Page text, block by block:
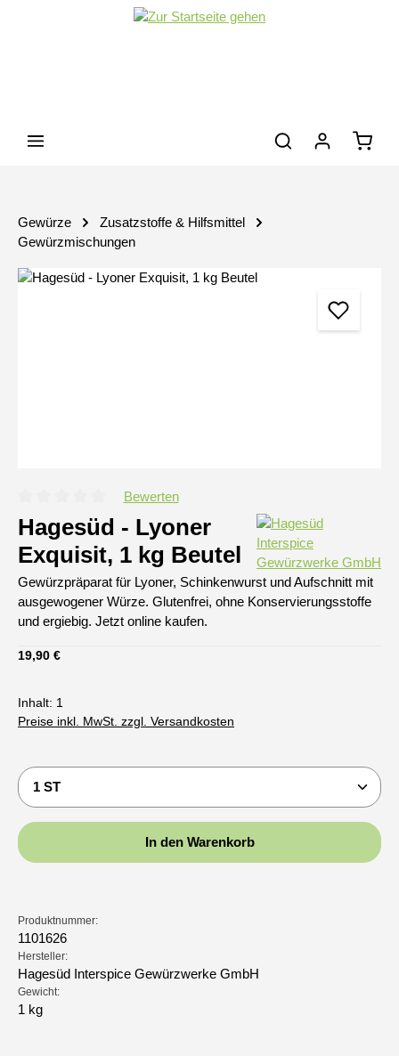
Zum Hauptinhalt springen
Gewürze
Zusatzstoffe & Hilfsmittel
Gewürzmischungen
Bildergalerie überspringen
Durchschnittliche Bewertung von 0 von 5 Sternen
Bewerten
Hagesüd - Lyoner
Exquisit, 1 kg Beutel
Gewürzpräparat für Lyoner, Schinkenwurst und Aufschnitt mit
ausgewogener Würze. Glutenfrei, ohne Konservierungsstoffe
und ergiebig. Jetzt online kaufen.
Regulärer Preis:
19,90 €
Inhalt: 1
Preise inkl. MwSt. zzgl. Versandkosten
Produkt Anzahl: Gib den gewünschten Wert ein
In den Warenkorb
Produktnummer:
1101626
Hersteller:
Hagesüd Interspice Gewürzwerke GmbH
Gewicht:
1 kg